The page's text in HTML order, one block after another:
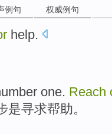
例句 权威例句
help.
one. Reach
是寻求帮助。